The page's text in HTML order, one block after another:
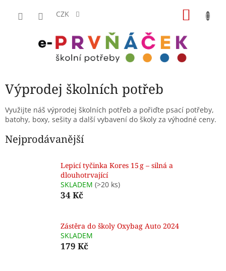
CZK
Výprodej školních potřeb
Využijte náš výprodej školních potřeb a pořiďte psací potřeby,
batohy, boxy, sešity a další vybavení do školy za výhodné ceny.
Nejprodávanější
Lepicí tyčinka Kores 15 g – silná a
dlouhotrvající
SKLADEM (>20 ks)
34 Kč
Zástěra do školy Oxybag Auto 2024
SKLADEM
179 Kč